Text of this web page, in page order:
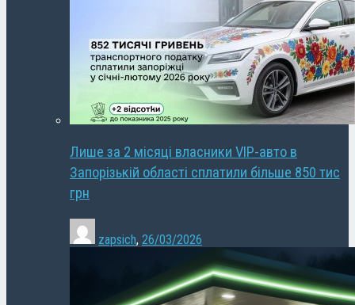
Лише за 2 місяці власники VIP-авто в
Запорізькій області сплатили більше 850 тис
грн
zapsich, 26/03/2026